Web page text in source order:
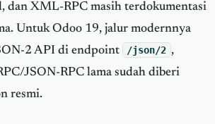
dan XML-RPC masih terdokumentasi
Untuk Odoo 19, jalur modernnya
2 API di endpoint
/json/2 ,
JSON-RPC lama sudah diberi
resmi.